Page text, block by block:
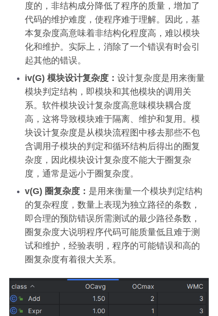
度的，非结构成分降低了程序的质量，增加了
代码的维护难度，使程序难于理解。因此，基
本复杂度高意味着非结构化程度高，难以模块
化和维护。实际上，消除了一个错误有时会引
起其他的错误。
iv(G) 模块设计复杂度：设计复杂度是用来衡量
模块判定结构，即模块和其他模块的调用关
系。软件模块设计复杂度高意味模块耦合度
高，这将导致模块难于隔离、维护和复用。模
块设计复杂度是从模块流程图中移去那些不包
含调用子模块的判定和循环结构后得出的圈复
杂度，因此模块设计复杂度不能大于圈复杂
度，通常是远小于圈复杂度。
v(G) 圈复杂度： 是用来衡量一个模块判定结构
的复杂程度，数量上表现为独立路径的条数，
即合理的预防错误所需测试的最少路径条数，
圈复杂度大说明程序代码可能质量低且难于测
试和维护，经验表明，程序的可能错误和高的
圈复杂度有着很大关系。